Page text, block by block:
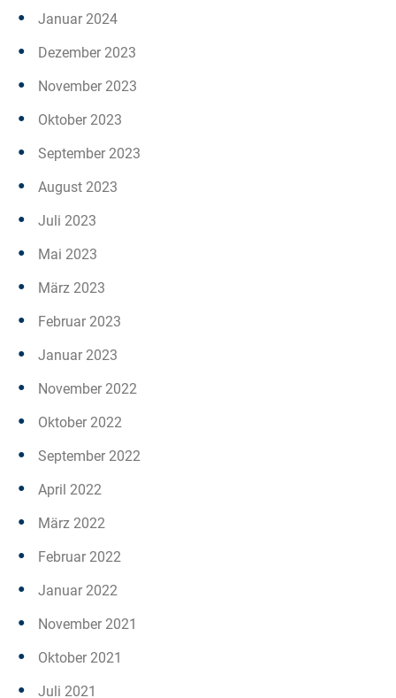
Januar 2024
Dezember 2023
November 2023
Oktober 2023
September 2023
August 2023
Juli 2023
Mai 2023
März 2023
Februar 2023
Januar 2023
November 2022
Oktober 2022
September 2022
April 2022
März 2022
Februar 2022
Januar 2022
November 2021
Oktober 2021
Juli 2021